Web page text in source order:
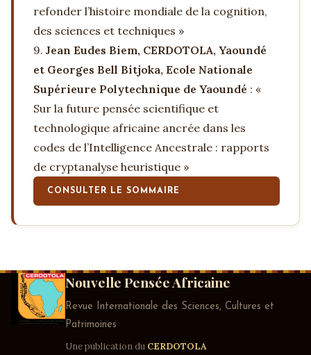
refonder l’histoire mondiale de la cognition,
des sciences et techniques »
9. Jean Eudes Biem, CERDOTOLA, Yaoundé
et Georges Bell Bitjoka, Ecole Nationale
Supérieure Polytechnique de Yaoundé : «
Sur la future pensée scientifique et
technologique africaine ancrée dans les
codes de l’Intelligence Ancestrale : rapports
de cryptanalyse heuristique »
CONSULTER LE SOMMAIRE
Nouvelle Pensée Africaine
Revue Internationale des Sciences, Cultures et
Patrimoines
Une publication du CERDOTOLA